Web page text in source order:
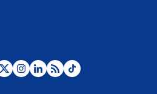
Posesión de Abelardo De La Espriella